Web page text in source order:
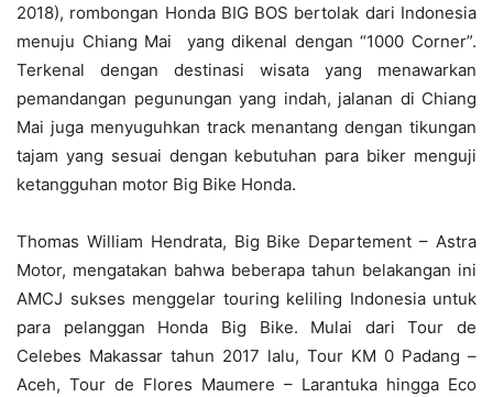
2018), rombongan Honda BIG BOS bertolak dari Indonesia
menuju Chiang Mai yang dikenal dengan “1000 Corner”.
Terkenal dengan destinasi wisata yang menawarkan
pemandangan pegunungan yang indah, jalanan di Chiang
Mai juga menyuguhkan track menantang dengan tikungan
tajam yang sesuai dengan kebutuhan para biker menguji
ketangguhan motor Big Bike Honda.
Thomas William Hendrata, Big Bike Departement – Astra
Motor, mengatakan bahwa beberapa tahun belakangan ini
AMCJ sukses menggelar touring keliling Indonesia untuk
para pelanggan Honda Big Bike. Mulai dari Tour de
Celebes Makassar tahun 2017 lalu, Tour KM 0 Padang –
Aceh, Tour de Flores Maumere – Larantuka hingga Eco